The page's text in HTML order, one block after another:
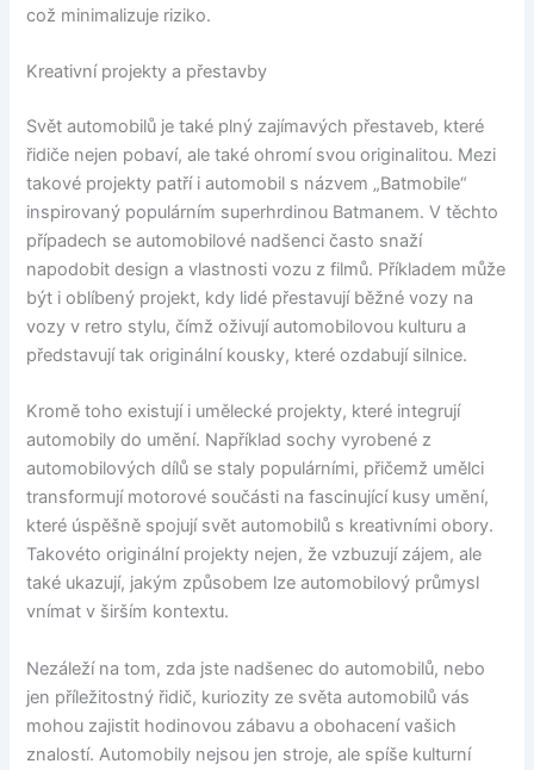
což minimalizuje riziko.
Kreativní projekty a přestavby
Svět automobilů je také plný zajímavých přestaveb, které
řidiče nejen pobaví, ale také ohromí svou originalitou. Mezi
takové projekty patří i automobil s názvem „Batmobile“
inspirovaný populárním superhrdinou Batmanem. V těchto
případech se automobilové nadšenci často snaží
napodobit design a vlastnosti vozu z filmů. Příkladem může
být i oblíbený projekt, kdy lidé přestavují běžné vozy na
vozy v retro stylu, čímž oživují automobilovou kulturu a
představují tak originální kousky, které ozdabují silnice.
Kromě toho existují i umělecké projekty, které integrují
automobily do umění. Například sochy vyrobené z
automobilových dílů se staly populárními, přičemž umělci
transformují motorové součásti na fascinující kusy umění,
které úspěšně spojují svět automobilů s kreativními obory.
Takovéto originální projekty nejen, že vzbuzují zájem, ale
také ukazují, jakým způsobem lze automobilový průmysl
vnímat v širším kontextu.
Nezáleží na tom, zda jste nadšenec do automobilů, nebo
jen příležitostný řidič, kuriozity ze světa automobilů vás
mohou zajistit hodinovou zábavu a obohacení vašich
znalostí. Automobily nejsou jen stroje, ale spíše kulturní